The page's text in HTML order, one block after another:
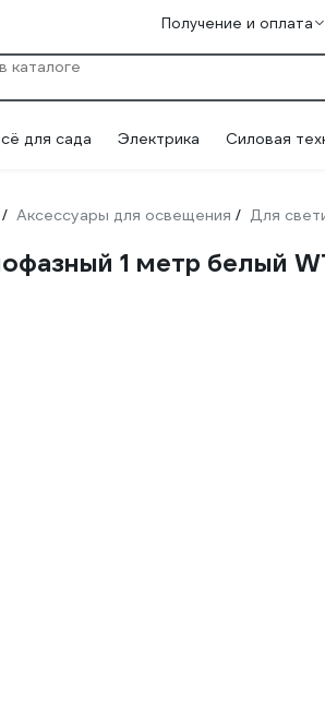
Получение и оплата
для сада Электрика Силовая
/ Аксессуары для освещения / Для
1 метр белый